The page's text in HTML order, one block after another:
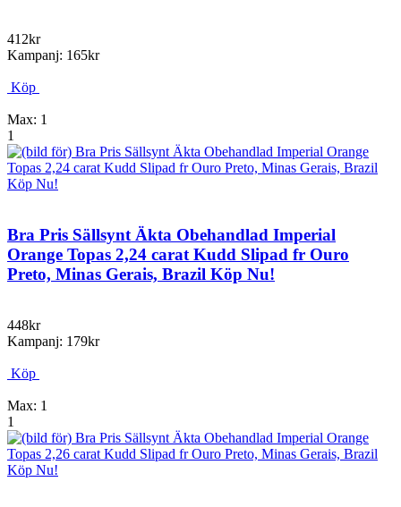
412kr
Kampanj: 165kr
Köp
Max: 1
1
Bra Pris Sällsynt Äkta Obehandlad Imperial
Orange Topas 2,24 carat Kudd Slipad fr Ouro
Preto, Minas Gerais, Brazil Köp Nu!
448kr
Kampanj: 179kr
Köp
Max: 1
1